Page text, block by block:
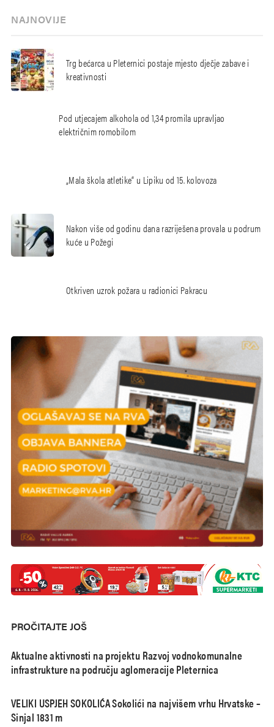
NAJNOVIJE
Trg bećarca u Pleternici postaje mjesto dječje zabave i
kreativnosti
Pod utjecajem alkohola od 1,34 promila upravljao
električnim romobilom
„Mala škola atletike“ u Lipiku od 15. kolovoza
Nakon više od godinu dana razriješena provala u podrum
kuće u Požegi
Otkriven uzrok požara u radionici Pakracu
PROČITAJTE JOŠ
Aktualne aktivnosti na projektu Razvoj vodnokomunalne
infrastrukture na području aglomeracije Pleternica
VELIKI USPJEH SOKOLIĆA Sokolići na najvišem vrhu Hrvatske –
Sinjal 1831 m